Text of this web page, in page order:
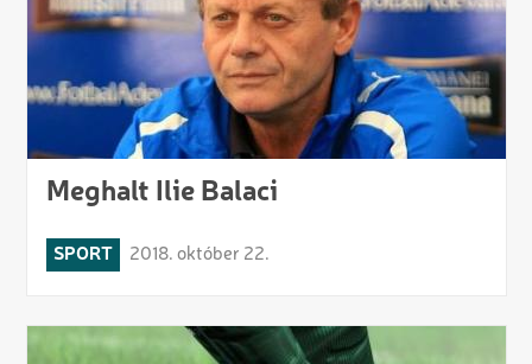
Meghalt Ilie Balaci
SPORT 2018. október 22.